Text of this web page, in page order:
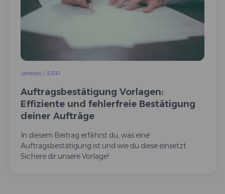
Vertrieb / ERP
Auftragsbestätigung Vorlagen:
Effiziente und fehlerfreie Bestätigung
deiner Aufträge
In diesem Beitrag erfährst du, was eine
Auftragsbestätigung ist und wie du diese einsetzt.
Sichere dir unsere Vorlage!